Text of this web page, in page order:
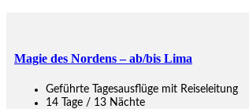
Magie des Nordens – ab/bis Lima
Geführte Tagesausflüge mit Reiseleitung
14 Tage / 13 Nächte